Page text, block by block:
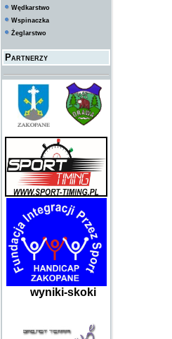
Wędkarstwo
Wspinaczka
Żeglarstwo
Partnerzy
wyniki-skoki